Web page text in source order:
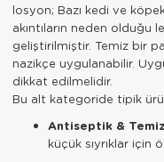
losyon; Bazı kedi ve
akıntıların neden
geliştirilmiştir. Temiz bir
nazikçe uygulanabilir.
dikkat edilmelidir.
Bu alt kategoride tipik
Antiseptik &
küçük sıyrıklar için